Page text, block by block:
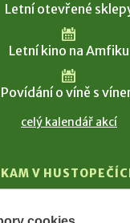
Letní otevřené
Letní kino na Amfiku
Povídání o víně s
celý kalendář akcí
KAM V